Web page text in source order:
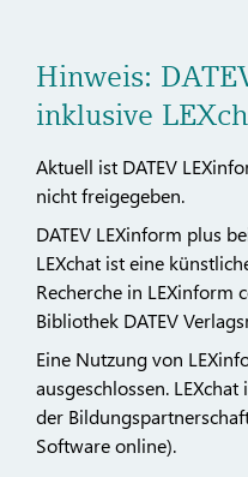
Hinweis:
inklusive
Aktuell ist DATEV
nicht freigegeben.
DATEV LEXinform plus
LEXchat ist eine
Recherche in
Bibliothek DATEV
Eine Nutzung von
ausgeschlossen.
der
Software online).